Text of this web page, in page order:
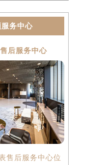
务中心
后服务中心
售后服务中心位